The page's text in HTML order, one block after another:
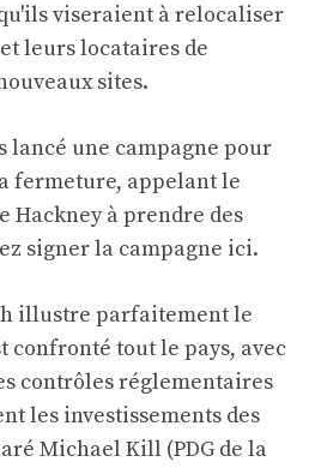
viseraient à relocaliser
leurs locataires de
sites.
lancé une campagne pour
fermeture, appelant le
Hackney à prendre des
signer la campagne ici.
illustre parfaitement le
confronté tout le pays, avec
contrôles réglementaires
les investissements des
Michael Kill (PDG de la